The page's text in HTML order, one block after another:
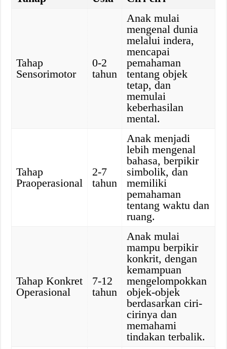
Tahap
Sensorimotor
0-2
tahun
Anak mulai
mengenal dunia
melalui indera,
mencapai
pemahaman
tentang objek
tetap, dan
memulai
keberhasilan
mental.
Tahap
Praoperasional
2-7
tahun
Anak menjadi
lebih mengenal
bahasa, berpikir
simbolik, dan
memiliki
pemahaman
tentang waktu dan
ruang.
Tahap Konkret
Operasional
7-12
tahun
Anak mulai
mampu berpikir
konkrit, dengan
kemampuan
mengelompokkan
objek-objek
berdasarkan ciri-
cirinya dan
memahami
tindakan terbalik.